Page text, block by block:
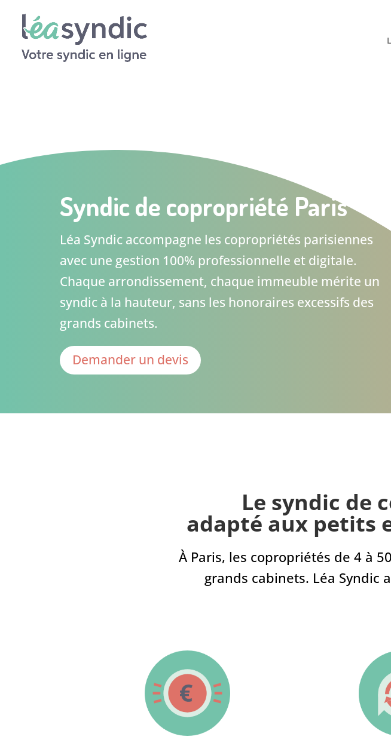
Syndic de copropriété Paris
Léa Syndic accompagne les copropriétés parisiennes
avec une gestion 100% professionnelle et digitale.
Chaque arrondissement, chaque immeuble mérite un
syndic à la hauteur, sans les honoraires excessifs des
grands cabinets.
Demander un devis
Le syndic de
adapté aux petits
À Paris, les copropriétés de 4 à
grands cabinets. Léa Syndic